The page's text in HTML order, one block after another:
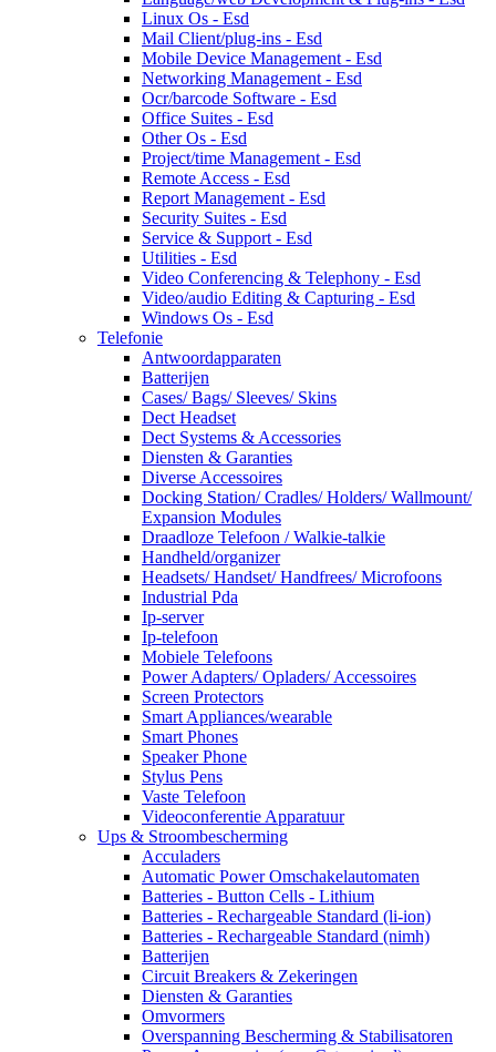
Linux Os - Esd
Mail Client/plug-ins - Esd
Mobile Device Management - Esd
Networking Management - Esd
Ocr/barcode Software - Esd
Office Suites - Esd
Other Os - Esd
Project/time Management - Esd
Remote Access - Esd
Report Management - Esd
Security Suites - Esd
Service & Support - Esd
Utilities - Esd
Video Conferencing & Telephony - Esd
Video/audio Editing & Capturing - Esd
Windows Os - Esd
Telefonie
Antwoordapparaten
Batterijen
Cases/ Bags/ Sleeves/ Skins
Dect Headset
Dect Systems & Accessories
Diensten & Garanties
Diverse Accessoires
Docking Station/ Cradles/ Holders/ Wallmount/
Expansion Modules
Draadloze Telefoon / Walkie-talkie
Handheld/organizer
Headsets/ Handset/ Handfrees/ Microfoons
Industrial Pda
Ip-server
Ip-telefoon
Mobiele Telefoons
Power Adapters/ Opladers/ Accessoires
Screen Protectors
Smart Appliances/wearable
Smart Phones
Speaker Phone
Stylus Pens
Vaste Telefoon
Videoconferentie Apparatuur
Ups & Stroombescherming
Acculaders
Automatic Power Omschakelautomaten
Batteries - Button Cells - Lithium
Batteries - Rechargeable Standard (li-ion)
Batteries - Rechargeable Standard (nimh)
Batterijen
Circuit Breakers & Zekeringen
Diensten & Garanties
Omvormers
Overspanning Bescherming & Stabilisatoren